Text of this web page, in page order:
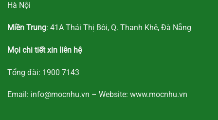
Hà Nội
Miền Trung: 41A Thái Thị Bôi, Q. Thanh Khê, Đà Nẵng
Mọi chi tiết xin liên hệ
Tổng đài: 1900 7143
Email: info@mocnhu.vn – Website: www.mocnhu.vn